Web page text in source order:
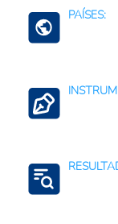
Agricultura
PAÍSES: